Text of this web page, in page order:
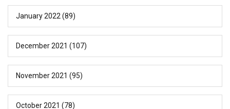
January 2022 (89)
December 2021 (107)
November 2021 (95)
October 2021 (78)